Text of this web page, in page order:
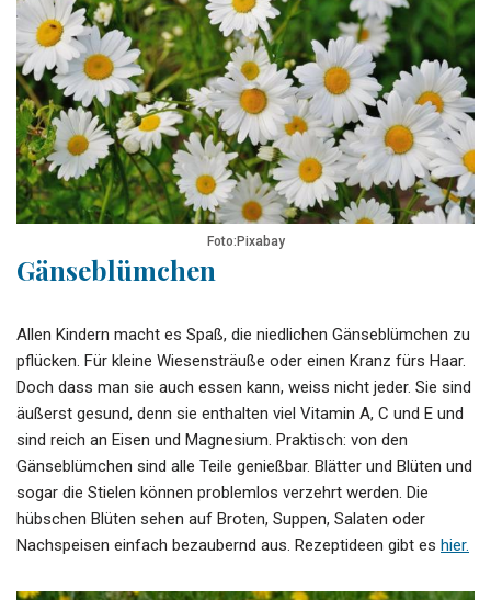
Foto:Pixabay
Gänseblümchen
Allen Kindern macht es Spaß, die niedlichen Gänseblümchen zu
pflücken. Für kleine Wiesensträuße oder einen Kranz fürs Haar.
Doch dass man sie auch essen kann, weiss nicht jeder. Sie sind
äußerst gesund, denn sie enthalten viel Vitamin A, C und E und
sind reich an Eisen und Magnesium. Praktisch: von den
Gänseblümchen sind alle Teile genießbar. Blätter und Blüten und
sogar die Stielen können problemlos verzehrt werden. Die
hübschen Blüten sehen auf Broten, Suppen, Salaten oder
Nachspeisen einfach bezaubernd aus. Rezeptideen gibt es hier.